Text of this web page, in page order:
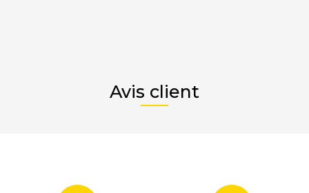
Avis client